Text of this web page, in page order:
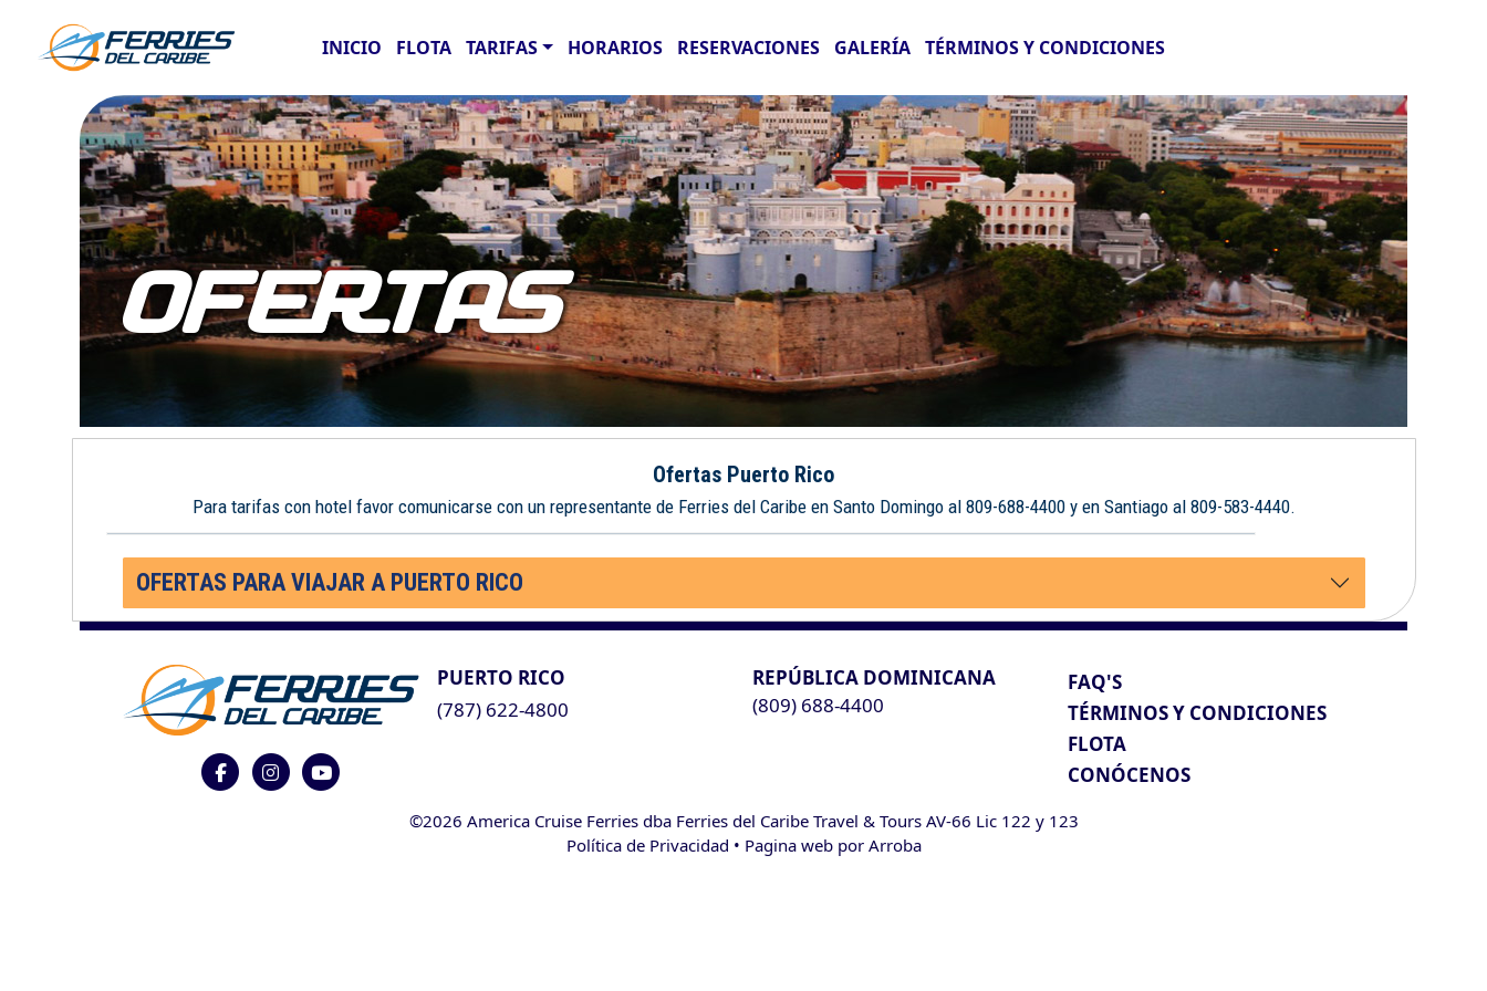
INICIO FLOTA TARIFAS HORARIOS RESERVACIONES GALERÍA TÉRMINOS Y CONDICIONES
OFERTAS
Ofertas Puerto Rico
Para tarifas con hotel favor comunicarse con un representante de Ferries del Caribe en Santo Domingo al 809-688-4400 y en Santiago al 809-583-4440.
OFERTAS PARA VIAJAR A PUERTO RICO
PUERTO RICO
(787) 622-4800
REPÚBLICA DOMINICANA
(809) 688-4400
FAQ'S
TÉRMINOS Y CONDICIONES
FLOTA
CONÓCENOS
©2026 America Cruise Ferries dba Ferries del Caribe Travel & Tours AV-66 Lic 122 y 123
Política de Privacidad • Pagina web por Arroba